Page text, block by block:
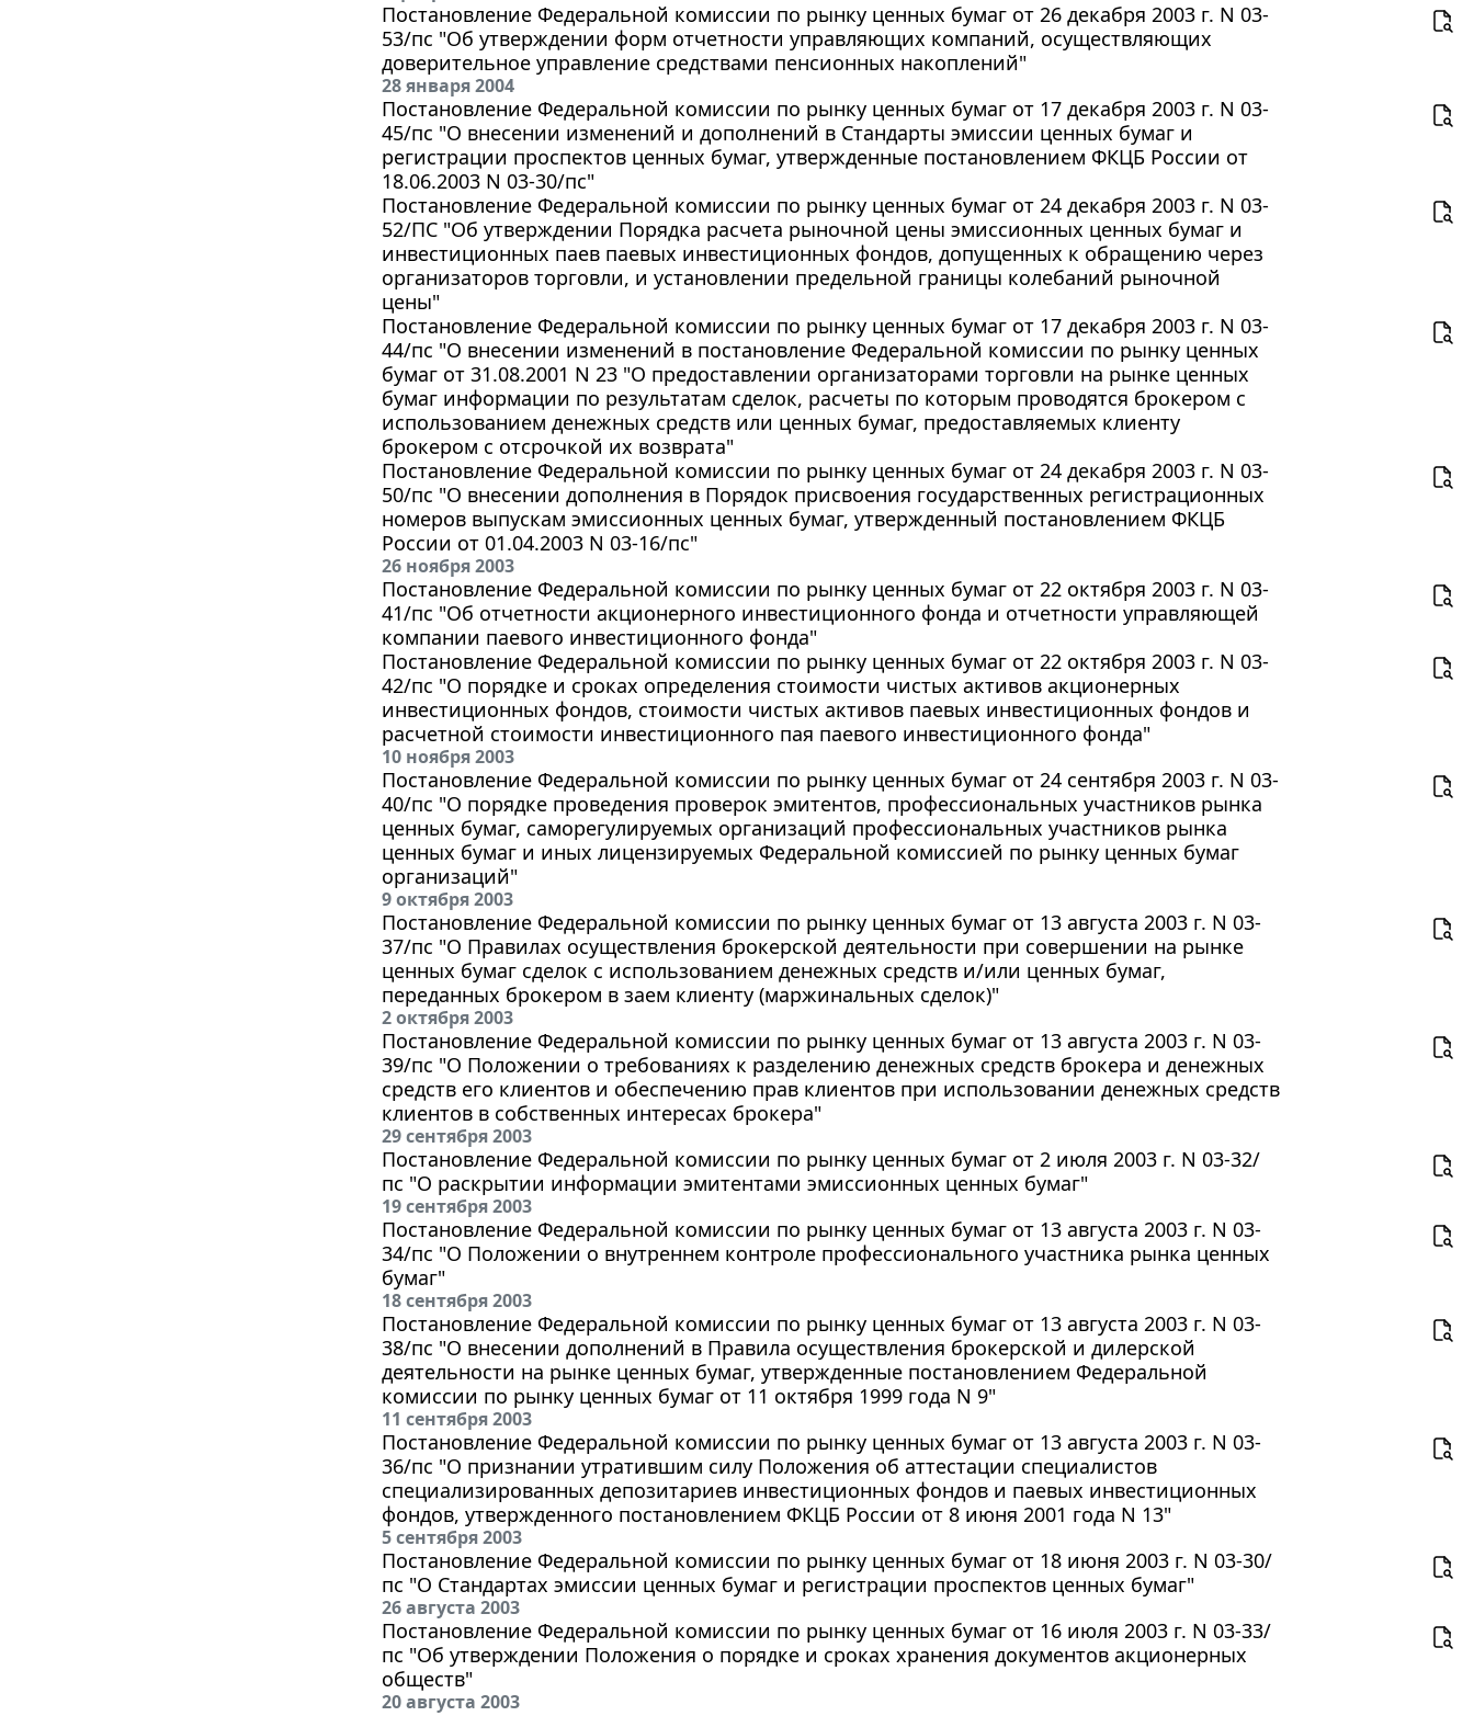
Постановление Федеральной комиссии по рынку ценных бумаг от 26 декабря 2003 г. N 03-
53/пс "Об утверждении форм отчетности управляющих компаний, осуществляющих
доверительное управление средствами пенсионных накоплений"
28 января 2004
Постановление Федеральной комиссии по рынку ценных бумаг от 17 декабря 2003 г. N 03-
45/пс "О внесении изменений и дополнений в Стандарты эмиссии ценных бумаг и
регистрации проспектов ценных бумаг, утвержденные постановлением ФКЦБ России от
18.06.2003 N 03-30/пс"
Постановление Федеральной комиссии по рынку ценных бумаг от 24 декабря 2003 г. N 03-
52/ПС "Об утверждении Порядка расчета рыночной цены эмиссионных ценных бумаг и
инвестиционных паев паевых инвестиционных фондов, допущенных к обращению через
организаторов торговли, и установлении предельной границы колебаний рыночной
цены"
Постановление Федеральной комиссии по рынку ценных бумаг от 17 декабря 2003 г. N 03-
44/пс "О внесении изменений в постановление Федеральной комиссии по рынку ценных
бумаг от 31.08.2001 N 23 "О предоставлении организаторами торговли на рынке ценных
бумаг информации по результатам сделок, расчеты по которым проводятся брокером с
использованием денежных средств или ценных бумаг, предоставляемых клиенту
брокером с отсрочкой их возврата"
Постановление Федеральной комиссии по рынку ценных бумаг от 24 декабря 2003 г. N 03-
50/пс "О внесении дополнения в Порядок присвоения государственных регистрационных
номеров выпускам эмиссионных ценных бумаг, утвержденный постановлением ФКЦБ
России от 01.04.2003 N 03-16/пс"
26 ноября 2003
Постановление Федеральной комиссии по рынку ценных бумаг от 22 октября 2003 г. N 03-
41/пс "Об отчетности акционерного инвестиционного фонда и отчетности управляющей
компании паевого инвестиционного фонда"
Постановление Федеральной комиссии по рынку ценных бумаг от 22 октября 2003 г. N 03-
42/пс "О порядке и сроках определения стоимости чистых активов акционерных
инвестиционных фондов, стоимости чистых активов паевых инвестиционных фондов и
расчетной стоимости инвестиционного пая паевого инвестиционного фонда"
10 ноября 2003
Постановление Федеральной комиссии по рынку ценных бумаг от 24 сентября 2003 г. N 03-
40/пс "О порядке проведения проверок эмитентов, профессиональных участников рынка
ценных бумаг, саморегулируемых организаций профессиональных участников рынка
ценных бумаг и иных лицензируемых Федеральной комиссией по рынку ценных бумаг
организаций"
9 октября 2003
Постановление Федеральной комиссии по рынку ценных бумаг от 13 августа 2003 г. N 03-
37/пс "О Правилах осуществления брокерской деятельности при совершении на рынке
ценных бумаг сделок с использованием денежных средств и/или ценных бумаг,
переданных брокером в заем клиенту (маржинальных сделок)"
2 октября 2003
Постановление Федеральной комиссии по рынку ценных бумаг от 13 августа 2003 г. N 03-
39/пс "О Положении о требованиях к разделению денежных средств брокера и денежных
средств его клиентов и обеспечению прав клиентов при использовании денежных средств
клиентов в собственных интересах брокера"
29 сентября 2003
Постановление Федеральной комиссии по рынку ценных бумаг от 2 июля 2003 г. N 03-32/
пс "О раскрытии информации эмитентами эмиссионных ценных бумаг"
19 сентября 2003
Постановление Федеральной комиссии по рынку ценных бумаг от 13 августа 2003 г. N 03-
34/пс "О Положении о внутреннем контроле профессионального участника рынка ценных
бумаг"
18 сентября 2003
Постановление Федеральной комиссии по рынку ценных бумаг от 13 августа 2003 г. N 03-
38/пс "О внесении дополнений в Правила осуществления брокерской и дилерской
деятельности на рынке ценных бумаг, утвержденные постановлением Федеральной
комиссии по рынку ценных бумаг от 11 октября 1999 года N 9"
11 сентября 2003
Постановление Федеральной комиссии по рынку ценных бумаг от 13 августа 2003 г. N 03-
36/пс "О признании утратившим силу Положения об аттестации специалистов
специализированных депозитариев инвестиционных фондов и паевых инвестиционных
фондов, утвержденного постановлением ФКЦБ России от 8 июня 2001 года N 13"
5 сентября 2003
Постановление Федеральной комиссии по рынку ценных бумаг от 18 июня 2003 г. N 03-30/
пс "О Стандартах эмиссии ценных бумаг и регистрации проспектов ценных бумаг"
26 августа 2003
Постановление Федеральной комиссии по рынку ценных бумаг от 16 июля 2003 г. N 03-33/
пс "Об утверждении Положения о порядке и сроках хранения документов акционерных
обществ"
20 августа 2003